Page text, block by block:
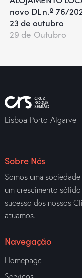
novo DL n.º 76/
23 de outubro
29 de Outubro
Lisboa-Porto-Algarve
Sobre Nós
Somos uma
um crescimento
sucesso dos nossos
atuamos.
Navegação
Homepage
Serviços